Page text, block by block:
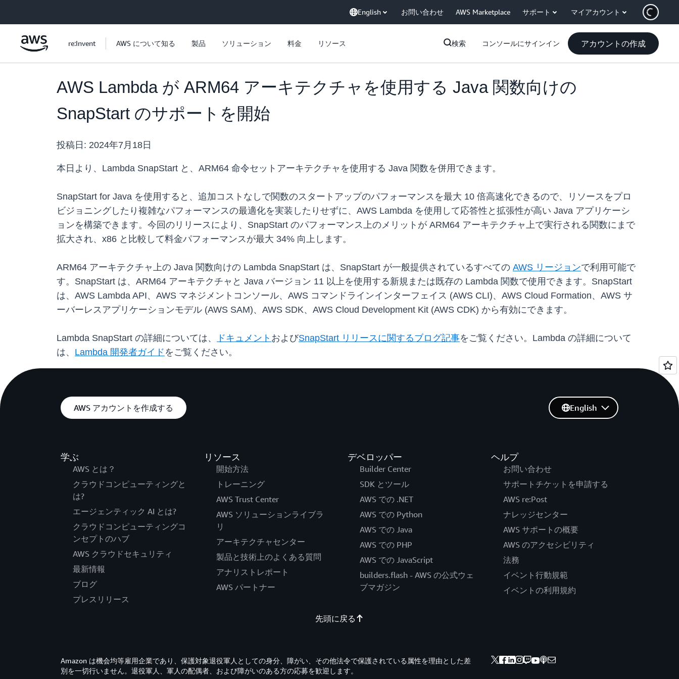
English お問い合わせ AWS Marketplace サポート マイアカウント
re:Invent AWS について知る 製品 ソリューション 料金 リソース 検索 コンソールにサインイン アカウントの作成
AWS Lambda が ARM64 アーキテクチャを使用する Java 関数向けの
SnapStart のサポートを開始
投稿日: 2024年7月18日
本日より、Lambda SnapStart と、ARM64 命令セットアーキテクチャを使用する Java 関数を併用できます。
SnapStart for Java を使用すると、追加コストなしで関数のスタートアップのパフォーマンスを最大 10 倍高速化できるので、リソースをプロ
ビジョニングしたり複雑なパフォーマンスの最適化を実装したりせずに、AWS Lambda を使用して応答性と拡張性が高い Java アプリケーシ
ョンを構築できます。今回のリリースにより、SnapStart のパフォーマンス上のメリットが ARM64 アーキテクチャ上で実行される関数にまで
拡大され、x86 と比較して料金パフォーマンスが最大 34% 向上します。
ARM64 アーキテクチャ上の Java 関数向けの Lambda SnapStart は、SnapStart が一般提供されているすべての AWS リージョンで利用可能で
す。SnapStart は、ARM64 アーキテクチャと Java バージョン 11 以上を使用する新規または既存の Lambda 関数で使用できます。SnapStart
は、AWS Lambda API、AWS マネジメントコンソール、AWS コマンドラインインターフェイス (AWS CLI)、AWS Cloud Formation、AWS サ
ーバーレスアプリケーションモデル (AWS SAM)、AWS SDK、AWS Cloud Development Kit (AWS CDK) から有効にできます。
Lambda SnapStart の詳細については、 ドキュメント およびSnapStart リリースに関するブログ記事をご覧ください。Lambda の詳細について
は、 Lambda 開発者ガイド をご覧ください。
AWS アカウントを作成する
学ぶ
AWS とは？
クラウドコンピューティングと
は?
エージェンティック AI とは?
クラウドコンピューティングコ
ンセプトのハブ
AWS クラウドセキュリティ
最新情報
ブログ
プレスリリース
リソース
開始方法
トレーニング
AWS Trust Center
AWS ソリューションライブラ
リ
アーキテクチャセンター
製品と技術上のよくある質問
アナリストレポート
AWS パートナー
デベロッパー
Builder Center
SDK とツール
AWS での .NET
AWS での Python
AWS での Java
AWS での PHP
AWS での JavaScript
builders.flash - AWS の公式ウェ
ブマガジン
ヘルプ
お問い合わせ
サポートチケットを申請する
AWS re:Post
ナレッジセンター
AWS サポートの概要
AWS のアクセシビリティ
法務
イベント行動規範
イベントの利用規約
English
先頭に戻る
Amazon は機会均等雇用企業であり、保護対象退役軍人としての身分、障がい、その他法令で保護されている属性を理由とした差
別を一切行いません。退役軍人、軍人の配偶者、および障がいのある方の応募を歓迎します。